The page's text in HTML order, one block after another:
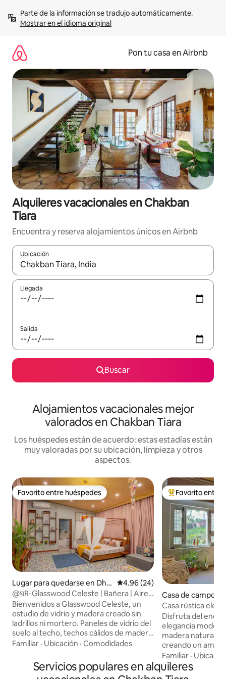
contenidoMostrar en el idioma original
Pon tu casa en Airbnb
Alquileres vacacionales en Chakban
Tiara
Encuentra y reserva alojamientos únicos en Airbnb
Ubicación
Cuando los resultados estén disponibles, navega con las
Llegada
Salida
Buscar
Alojamientos vacacionales mejor
valorados en Chakban Tiara
Los huéspedes están de acuerdo: estas estadías están
muy valoradas por su ubicación, limpieza y otros
aspectos.
Favorito entre huéspedes
Favorito entre huéspedes
Lugar para quedarse en Dha
ramsala
Calificación promedio: 4.96 de
4.96 (24)
@घR-Glasswood Celeste | Bañera | Aire
acondicionado doble | TV de 55”
Bienvenidos a Glasswood Celeste, un
estudio de vidrio y madera creado sin
ladrillos ni mortero. Paneles de vidrio del
suelo al techo, techos cálidos de madera
y cortinas opacas crean un espacio que
acogedor por la noche. Ubicado en el
corazón de la ciudad y con acceso a
Familiar · Ubicación · Comodidades
Favorito entre
Favorito entre
Casa de campo
ala
Casa rústica
Disfruta del
elegancia
madera natural y
creando un
el corazón de
hace que nuestro
Disfruta de unas
Familiar ·
Servicios populares en alquileres